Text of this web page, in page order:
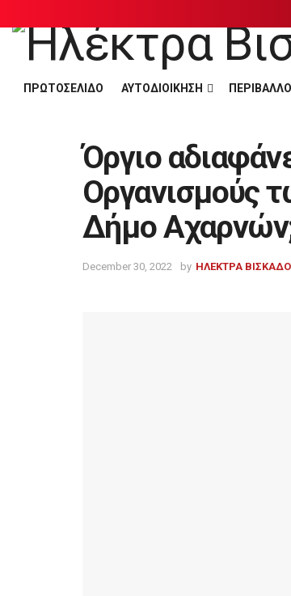
ΠΡΩΤΟΣΕΛΙΔΟ ΑΥΤΟΔΙΟΙΚΗΣΗ
Όργιο
Οργανισμούς
Δήμο
December 30, 2022 by ΗΛΕΚΤΡΑ